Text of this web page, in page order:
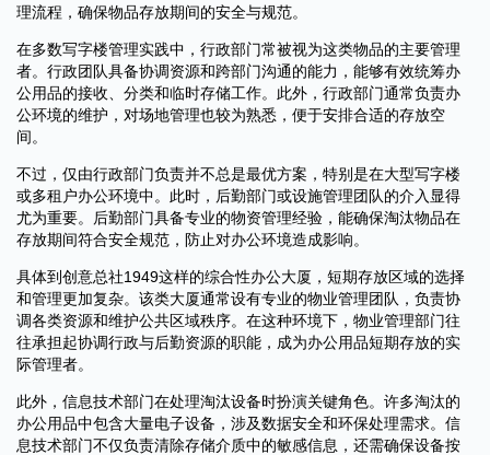
理流程，确保物品存放期间的安全与规范。
在多数写字楼管理实践中，行政部门常被视为这类物品的主要管理
者。行政团队具备协调资源和跨部门沟通的能力，能够有效统筹办
公用品的接收、分类和临时存储工作。此外，行政部门通常负责办
公环境的维护，对场地管理也较为熟悉，便于安排合适的存放空
间。
不过，仅由行政部门负责并不总是最优方案，特别是在大型写字楼
或多租户办公环境中。此时，后勤部门或设施管理团队的介入显得
尤为重要。后勤部门具备专业的物资管理经验，能确保淘汰物品在
存放期间符合安全规范，防止对办公环境造成影响。
具体到创意总社1949这样的综合性办公大厦，短期存放区域的选择
和管理更加复杂。该类大厦通常设有专业的物业管理团队，负责协
调各类资源和维护公共区域秩序。在这种环境下，物业管理部门往
往承担起协调行政与后勤资源的职能，成为办公用品短期存放的实
际管理者。
此外，信息技术部门在处理淘汰设备时扮演关键角色。许多淘汰的
办公用品中包含大量电子设备，涉及数据安全和环保处理需求。信
息技术部门不仅负责清除存储介质中的敏感信息，还需确保设备按